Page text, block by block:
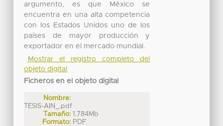
argumento, es que México se
encuentra en una alta competencia
con los Estados Unidos uno de los
países de mayor producción y
exportador en el mercado mundial.
Mostrar el registro completo del
objeto digital
Ficheros en el objeto digital
Nombre:
TESIS-AIN_.pdf
Tamaño: 1.784Mb
Formato: PDF